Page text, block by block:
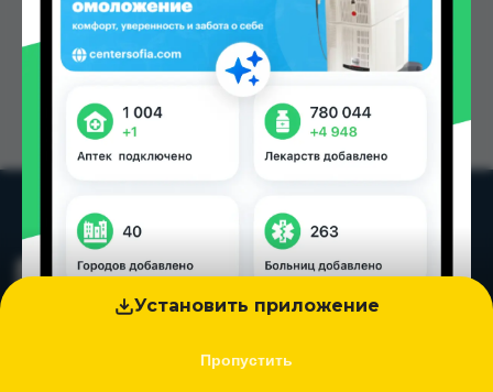
Установить приложение
Пропустить